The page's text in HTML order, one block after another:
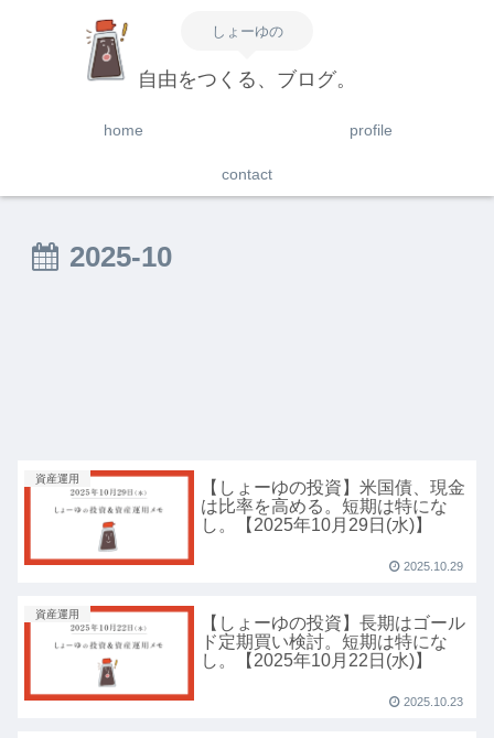
しょーゆの
自由をつくる、ブログ。
home profile
contact
2025-10
資産運用
【しょーゆの投資】米国債、現金
は比率を高める。短期は特にな
し。【2025年10月29日(水)】
2025.10.29
資産運用
【しょーゆの投資】長期はゴール
ド定期買い検討。短期は特にな
し。【2025年10月22日(水)】
2025.10.23